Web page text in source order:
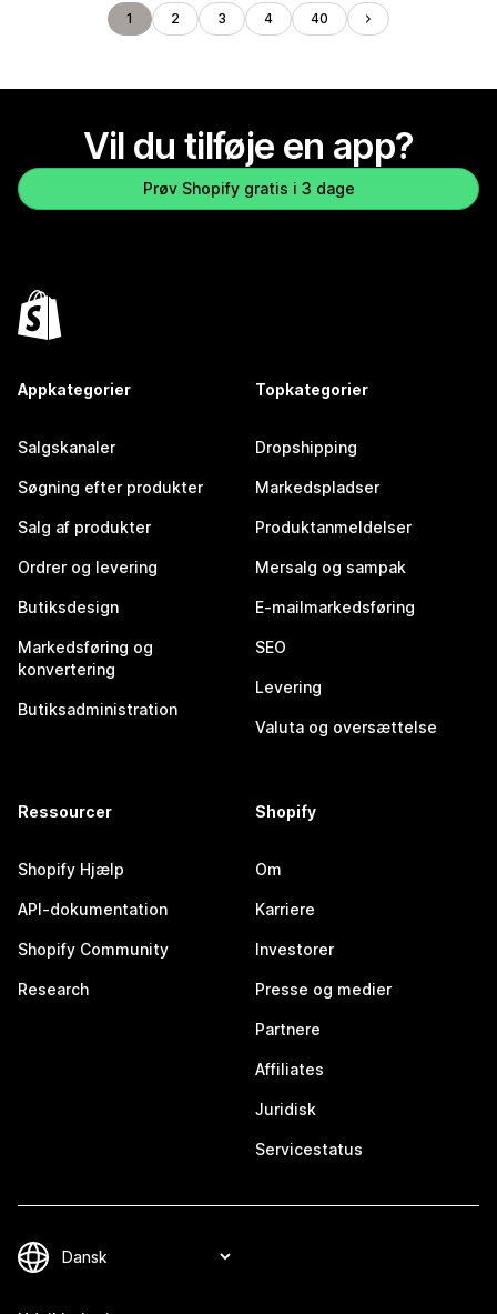
1 2 3 4 40
Vil du tilføje en app?
Prøv Shopify gratis i 3 dage
Appkategorier
Salgskanaler
Søgning efter produkter
Salg af produkter
Ordrer og levering
Butiksdesign
Markedsføring og
konvertering
Butiksadministration
Topkategorier
Dropshipping
Markedspladser
Produktanmeldelser
Mersalg og sampak
E-mailmarkedsføring
SEO
Levering
Valuta og oversættelse
Ressourcer
Shopify Hjælp
API-dokumentation
Shopify Community
Research
Shopify
Om
Karriere
Investorer
Presse og medier
Partnere
Affiliates
Juridisk
Servicestatus